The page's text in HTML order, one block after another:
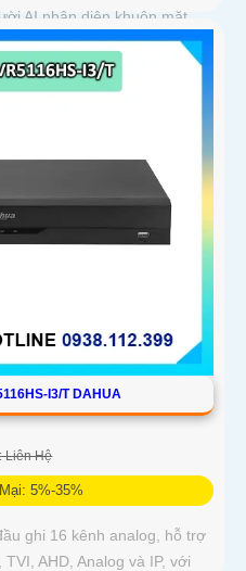
AI nhận diện khuôn mặt
I3/T DAHUA
Liên Hệ
5%-35%
ghi 16 kênh analog, hỗ trợ
AHD, Analog và IP, với